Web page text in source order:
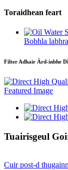
Toraidhean feart
Bobhla
Filter Adhair Àrd-inbhe
Tuairisgeul
Cuir post-d